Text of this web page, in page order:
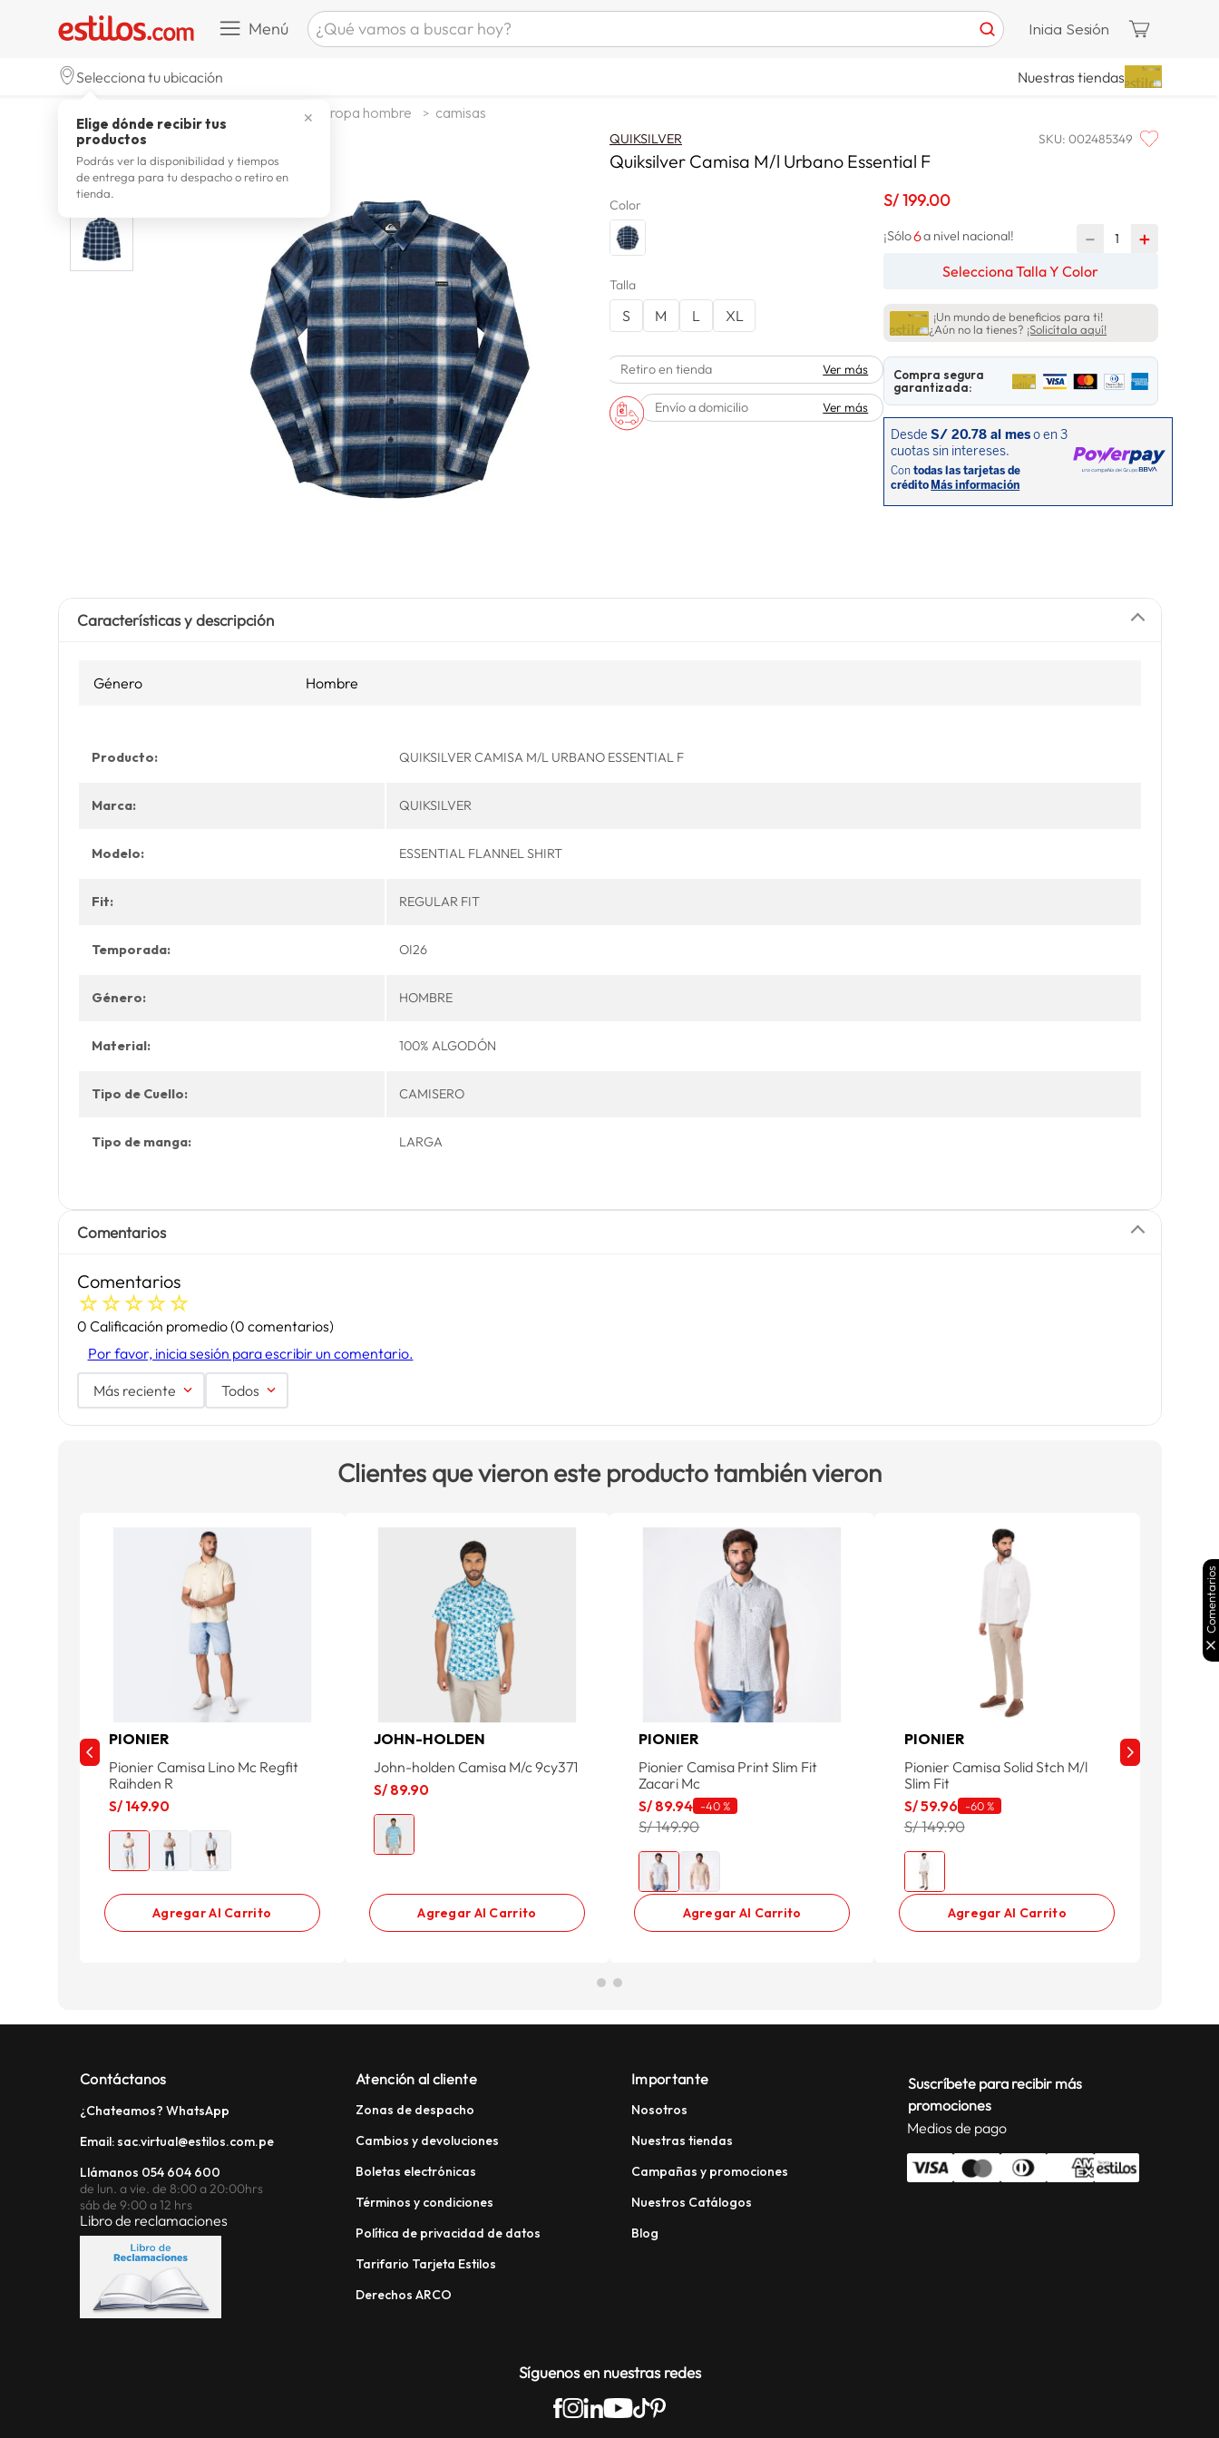
Menú ¿Qué vamos a buscar hoy?
5. zapatillas
6. tv
7. laptop
8. terrex
9. lavadora
10. spiderman
Inicia Sesión
Selecciona tu ubicación
✕
Elige dónde recibir tus
productos
Podrás ver la disponibilidad y tiempos
de entrega para tu despacho o retiro en
tienda.
Nuestras tiendas
hombre ropa hombre camisas
QUIKSILVER SKU: 002485349
Quiksilver Camisa M/l Urbano Essential F
Color
Talla
S M L XL
Retiro en tienda Ver más
Envío a domicilio Ver más
S/199.00
¡Sólo6a nivel nacional! ＋
－
Selecciona Talla Y Color
¡Un mundo de beneficios para ti!
¿Aún no la tienes? ¡Solicítala aquí!
Compra segura
garantizada:
Características y descripción
Género Hombre
Producto: QUIKSILVER CAMISA M/L URBANO ESSENTIAL F
Marca: QUIKSILVER
Modelo: ESSENTIAL FLANNEL SHIRT
Fit: REGULAR FIT
Temporada: OI26
Género: HOMBRE
Material: 100% ALGODÓN
Tipo de Cuello: CAMISERO
Tipo de manga: LARGA
Comentarios
Comentarios
☆☆☆☆☆
0 Calificación promedio(0 comentarios)
Por favor, inicia sesión para escribir un comentario.
Más reciente Todos
Clientes que vieron este producto también vieron
PIONIER
Pionier Camisa Lino Mc Regfit
Raihden R
S/ 149.90
Agregar Al Carrito
JOHN-HOLDEN
John-holden Camisa M/c 9cy371
S/ 89.90
Agregar Al Carrito
PIONIER
Pionier Camisa Print Slim Fit
Zacari Mc
S/ 89.94 -40 %
S/ 149.90
Agregar Al Carrito
PIONIER
Pionier Camisa Solid Stch M/l
Slim Fit
S/59.96 -60 %
S/ 149.90
Agregar Al Carrito
Contáctanos
¿Chateamos? WhatsApp
Email: sac.virtual@estilos.com.pe
Llámanos 054 604 600
de lun. a vie. de 8:00 a 20:00hrs
sáb de 9:00 a 12 hrs
Libro de reclamaciones
Atención al cliente
Zonas de despacho
Cambios y devoluciones
Boletas electrónicas
Términos y condiciones
Política de privacidad de datos
Tarifario Tarjeta Estilos
Derechos ARCO
Importante
Nosotros
Nuestras tiendas
Campañas y promociones
Nuestros Catálogos
Blog
Suscríbete para recibir más
promociones
Medios de pago
Síguenos en nuestras redes
Comentarios